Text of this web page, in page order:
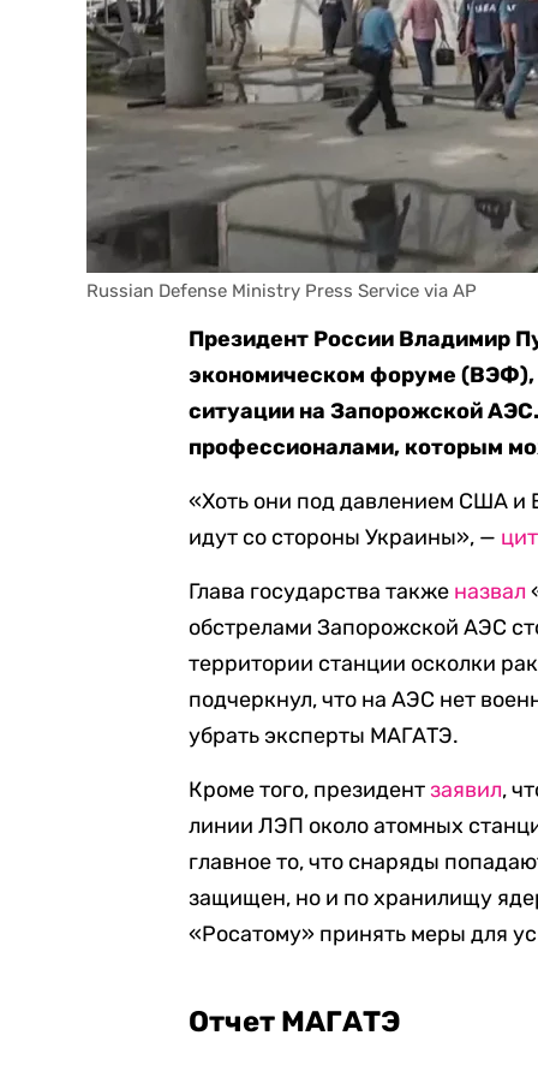
Russian Defense Ministry Press Service via AP
Президент России Владимир
экономическом форуме (ВЭФ),
ситуации на Запорожской
профессионалами, которым
«Хоть они под давлением США и
идут со стороны Украины», —
Глава государства также назвал
обстрелами Запорожской АЭС
территории станции осколки
подчеркнул, что на АЭС нет
убрать эксперты МАГАТЭ.
Кроме того, президентзаявил,
линии ЛЭП около атомных
главное то, что снаряды
защищен, но и по хранилищу
«Росатому» принять меры для
Отчет МАГАТЭ